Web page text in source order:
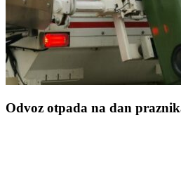
Odvoz otpada na dan